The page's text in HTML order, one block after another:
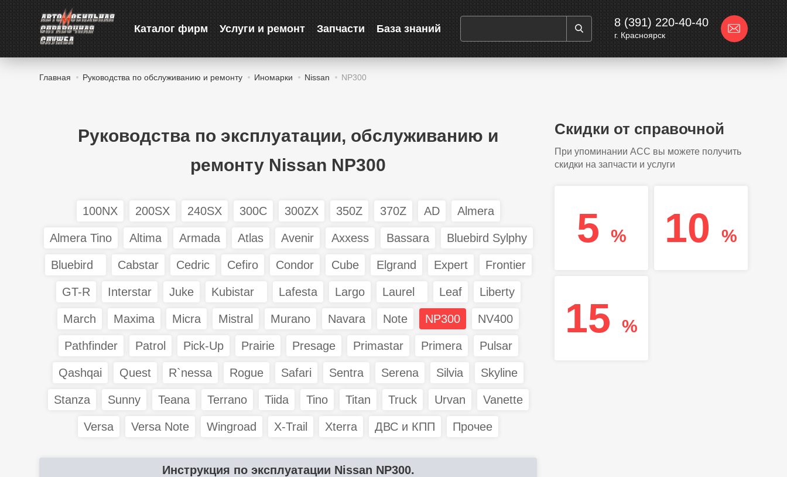
Каталог фирм Услуги и ремонт Запчасти База знаний 8 (391) 220-40-40
г. Красноярск
Главная Руководства по обслуживанию и ремонту Иномарки Nissan NP300
Руководства по эксплуатации, обслуживанию и
ремонту Nissan NP300
100NX 200SX 240SX 300C 300ZX 350Z 370Z AD Almera
Almera Tino Altima Armada Atlas Avenir Axxess Bassara Bluebird Sylphy
Bluebird Cabstar Cedric Cefiro Condor Cube Elgrand Expert Frontier
GT-R Interstar Juke Kubistar Lafesta Largo Laurel Leaf Liberty
March Maxima Micra Mistral Murano Navara Note NP300 NV400
Pathfinder Patrol Pick-Up Prairie Presage Primastar Primera Pulsar
Qashqai Quest R`nessa Rogue Safari Sentra Serena Silvia Skyline
Stanza Sunny Teana Terrano Tiida Tino Titan Truck Urvan Vanette
Versa Versa Note Wingroad X-Trail Xterra ДВС и КПП Прочее
Инструкция по эксплуатации Nissan NP300.
Скидки от справочной
При упоминании АСС вы можете получить
скидки на запчасти и услуги
5 % 10 %
15 %